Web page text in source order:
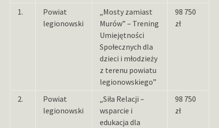
1.
Powiat
legionowski
„Mosty zamiast
Murów” – Trening
Umiejętności
Społecznych dla
dzieci i młodzieży
z terenu powiatu
legionowskiego”
98 750
zł
2.
Powiat
legionowski
„Siła Relacji –
wsparcie i
edukacja dla
98 750
zł